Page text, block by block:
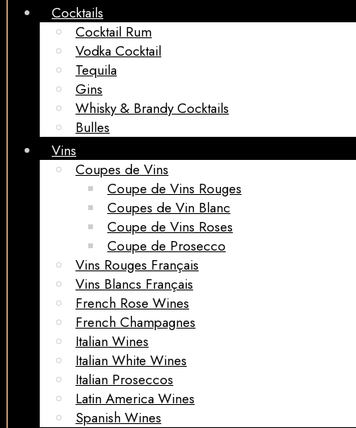
Cocktails
Cocktail Rum
Vodka Cocktail
Tequila
Gins
Whisky & Brandy Cocktails
Bulles
Vins
Coupes de Vins
Coupe de Vins Rouges
Coupes de Vin Blanc
Coupe de Vins Roses
Coupe de Prosecco
Vins Rouges Français
Vins Blancs Français
French Rose Wines
French Champagnes
Italian Wines
Italian White Wines
Italian Proseccos
Latin America Wines
Spanish Wines